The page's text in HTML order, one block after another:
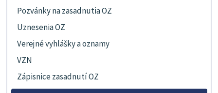
Pozvánky na zasadnutia OZ
Uznesenia OZ
Verejné vyhlášky a oznamy
VZN
Zápisnice zasadnutí OZ